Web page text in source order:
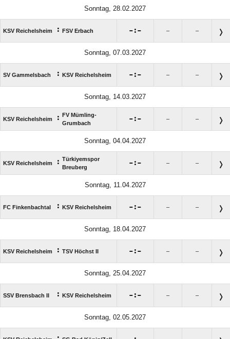
Sonntag, 28.02.2027
KSV Reichelsheim : FSV Erbach : – –
Sonntag, 07.03.2027
SV Gammelsbach : KSV Reichelsheim : – –
Sonntag, 14.03.2027
KSV Reichelsheim : FV Mümling-
Grumbach
: – –
Sonntag, 04.04.2027
KSV Reichelsheim : Türkiyemspor
Breuberg
: – –
Sonntag, 11.04.2027
FC Finkenbachtal : KSV Reichelsheim : – –
Sonntag, 18.04.2027
KSV Reichelsheim : TSV Höchst II : – –
Sonntag, 25.04.2027
SSV Brensbach II : KSV Reichelsheim : – –
Sonntag, 02.05.2027